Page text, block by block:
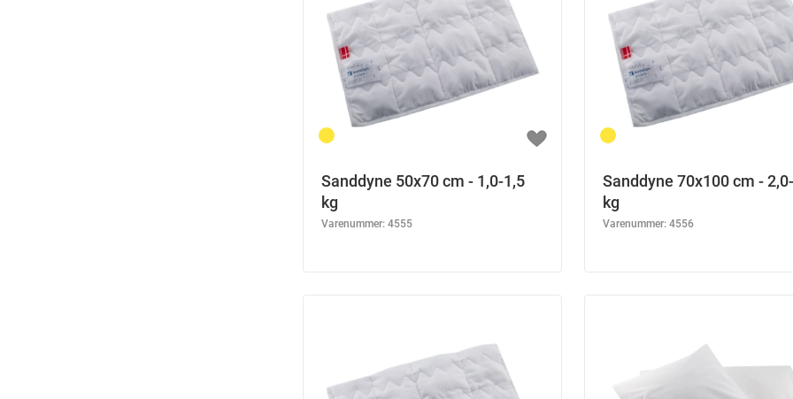
Sanddyne 50x70 cm - 1,0-1,5
kg
Varenummer: 4555
Sanddyne 70x100 cm -
kg
Varenummer:4556